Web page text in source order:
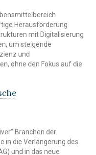
Herausforderung
mit Digitalisierung
um steigende
und
ohne den Fokus auf die
Branchen der
in die Verlängerung des
und in das neue